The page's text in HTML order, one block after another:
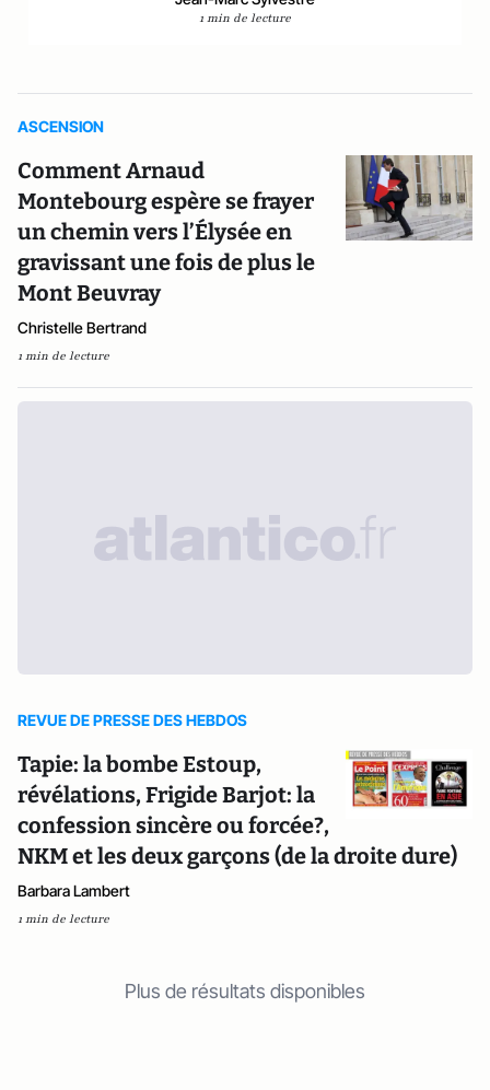
1 min de lecture
ASCENSION
Comment Arnaud
Montebourg espère se frayer
un chemin vers l’Élysée en
gravissant une fois de plus le
Mont Beuvray
Christelle Bertrand
1 min de lecture
REVUE DE PRESSE DES HEBDOS
Tapie: la bombe Estoup,
révélations, Frigide Barjot: la
confession sincère ou forcée?,
NKM et les deux garçons (de la droite dure)
Barbara Lambert
1 min de lecture
Plus de résultats disponibles